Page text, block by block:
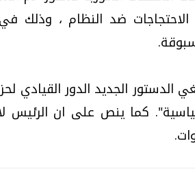
الاحتجاجات ضد النظام ، وذلك
الدستور الجديد الدور القيادي
كما ينص على ان الرئيس